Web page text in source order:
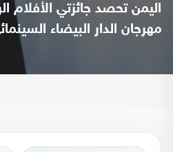
اليمن تحصد جائزتي الأفلام
مهرجان الدار البيضاء